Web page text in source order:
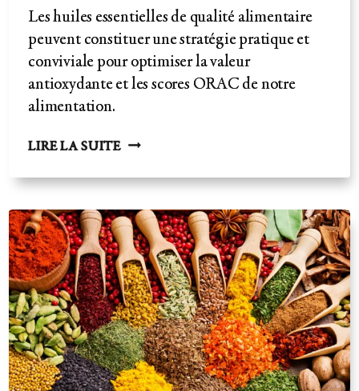
Les huiles essentielles de qualité alimentaire
peuvent constituer une stratégie pratique et
conviviale pour optimiser la valeur
antioxydante et les scores ORAC de notre
alimentation.
LIRE LA SUITE LES
ESSENTIELLES
TANT
QUE
COMPLÉMENTS
ANTIOXYDANTS
:
RÈGLES
ET
STRATÉGIES